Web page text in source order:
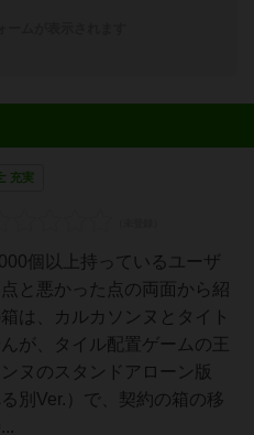
充実
個以上持っているユーザ
と悪かった点の両面から紹
は、カルカソンヌとタイト
が、タイル配置ゲームの王
ヌのスタンドアローン版
別Ver.）で、契約の箱の移